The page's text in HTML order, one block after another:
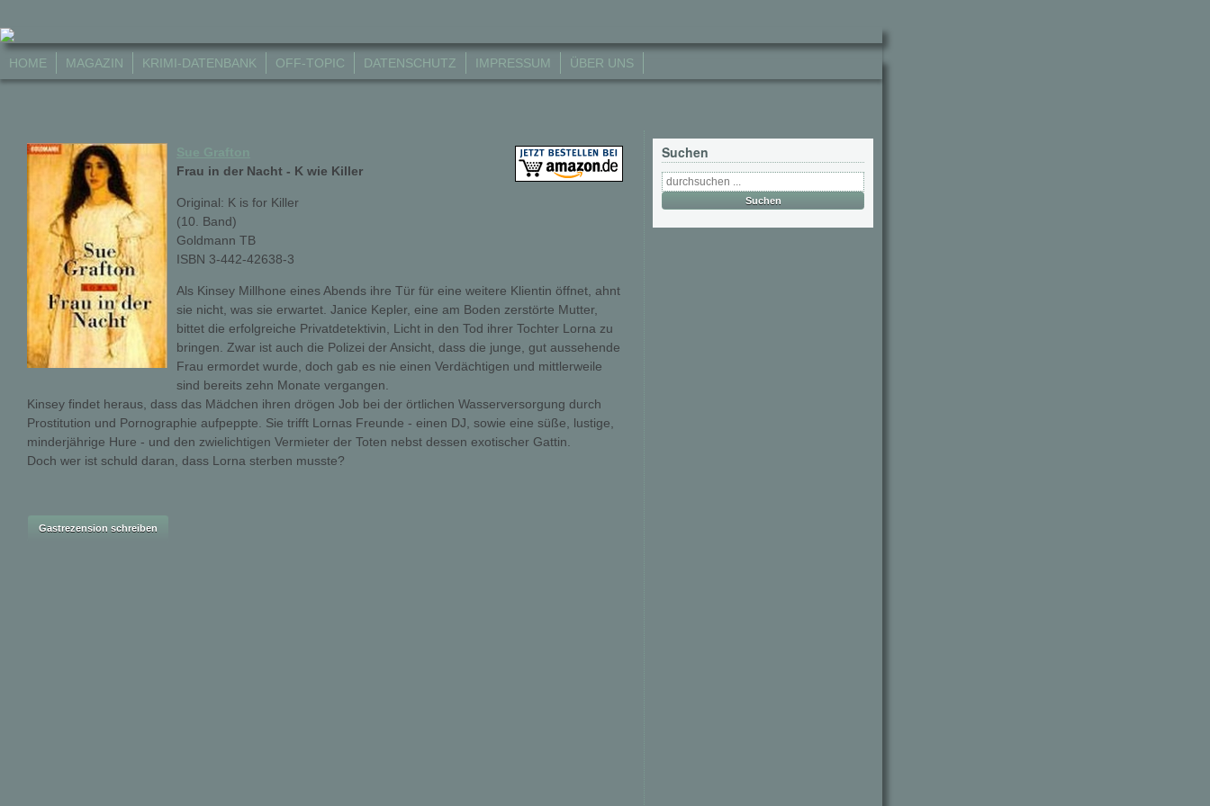
HOME MAGAZIN KRIMI-DATENBANK OFF-TOPIC DATENSCHUTZ IMPRESSUM ÜBER UNS
Sue Grafton
Frau in der Nacht - K wie Killer
Original: K is for Killer
(10. Band)
Goldmann TB
ISBN 3-442-42638-3
Als Kinsey Millhone eines Abends ihre Tür für eine weitere Klientin öffnet, ahnt
sie nicht, was sie erwartet. Janice Kepler, eine am Boden zerstörte Mutter,
bittet die erfolgreiche Privatdetektivin, Licht in den Tod ihrer Tochter Lorna zu
bringen. Zwar ist auch die Polizei der Ansicht, dass die junge, gut aussehende
Frau ermordet wurde, doch gab es nie einen Verdächtigen und mittlerweile
sind bereits zehn Monate vergangen.
Kinsey findet heraus, dass das Mädchen ihren drögen Job bei der örtlichen Wasserversorgung durch
Prostitution und Pornographie aufpeppte. Sie trifft Lornas Freunde - einen DJ, sowie eine süße, lustige,
minderjährige Hure - und den zwielichtigen Vermieter der Toten nebst dessen exotischer Gattin.
Doch wer ist schuld daran, dass Lorna sterben musste?
Suchen